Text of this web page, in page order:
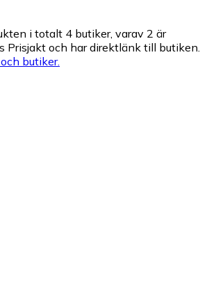
i totalt 4 butiker, varav 2 är
Prisjakt och har direktlänk till butiken.
butiker.